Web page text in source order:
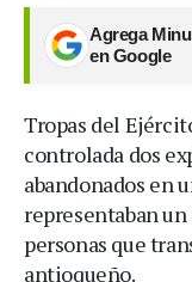
Agrega
en Google
Tropas del
controlada dos
abandonados en
representaban
personas que
antioqueño.